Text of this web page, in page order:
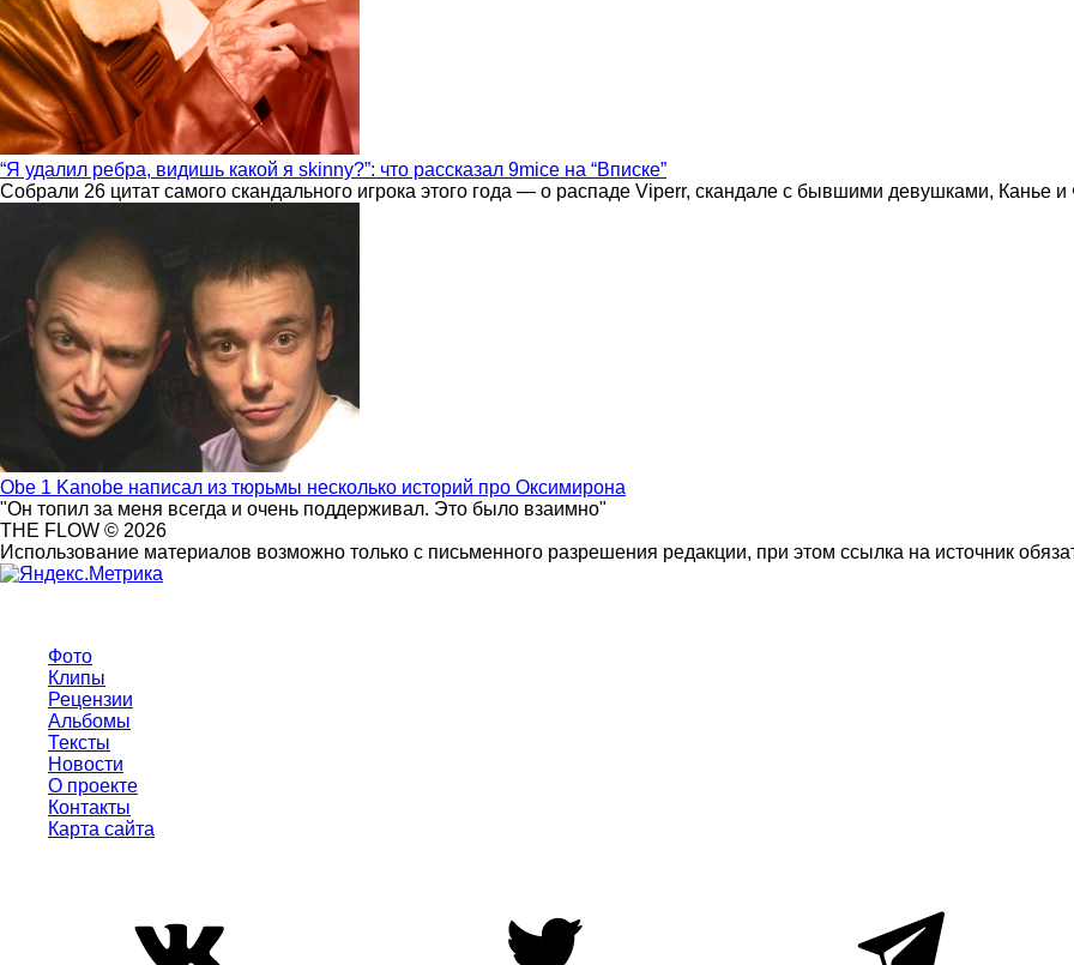
“Я удалил ребра, видишь какой я skinny?”: что рассказал 9mice на “Вписке”
Собрали 26 цитат самого скандального игрока этого года — о распаде Viperr, скандале с бывшими девушками, Канье
Obe 1 Kanobe написал из тюрьмы несколько историй про Оксимирона
"Он топил за меня всегда и очень поддерживал. Это было взаимно"
THE FLOW © 2026
Использование материалов возможно только с письменного разрешения редакции, при этом ссылка на источник
Фото
Клипы
Рецензии
Альбомы
Тексты
Новости
О проекте
Контакты
Карта сайта